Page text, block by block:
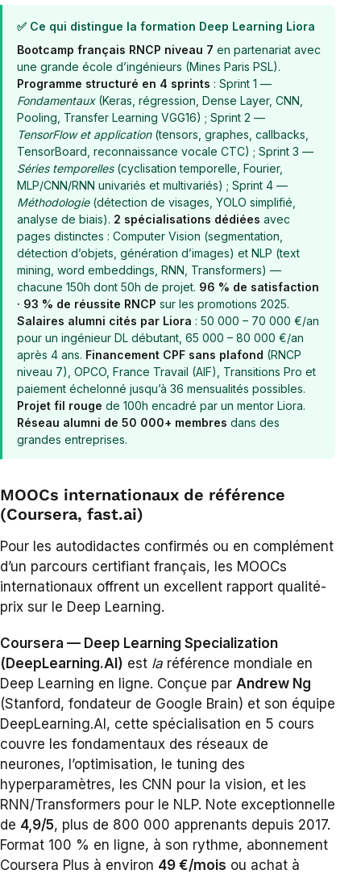
✅ Ce qui distingue la formation Deep Learning Liora
Bootcamp français RNCP niveau 7 en partenariat avec
une grande école d’ingénieurs (Mines Paris PSL).
Programme structuré en 4 sprints : Sprint 1 —
Fondamentaux(Keras, régression, Dense Layer, CNN,
Pooling, Transfer Learning VGG16) ; Sprint 2 —
TensorFlow et application(tensors, graphes, callbacks,
TensorBoard, reconnaissance vocale CTC) ; Sprint 3 —
Séries temporelles(cyclisation temporelle, Fourier,
MLP/CNN/RNN univariés et multivariés) ; Sprint 4 —
Méthodologie(détection de visages, YOLO simplifié,
analyse de biais). 2 spécialisations dédiées avec
pages distinctes : Computer Vision (segmentation,
détection d’objets, génération d’images) et NLP (text
mining, word embeddings, RNN, Transformers) —
chacune 150h dont 50h de projet. 96 % de satisfaction
· 93 % de réussite RNCP sur les promotions 2025.
Salaires alumni cités par Liora : 50 000 – 70 000 €/an
pour un ingénieur DL débutant, 65 000 – 80 000 €/an
après 4 ans. Financement CPF sans plafond (RNCP
niveau 7), OPCO, France Travail (AIF), Transitions Pro et
paiement échelonné jusqu’à 36 mensualités possibles.
Projet fil rouge de 100h encadré par un mentor Liora.
Réseau alumni de 50 000+ membres dans des
grandes entreprises.
MOOCs internationaux de référence
(Coursera, fast.ai)
Pour les autodidactes confirmés ou en complément
d’un parcours certifiant français, les MOOCs
internationaux offrent un excellent rapport qualité-
prix sur le Deep Learning.
Coursera — Deep Learning Specialization
(DeepLearning.AI) est la référence mondiale en
Deep Learning en ligne. Conçue par Andrew Ng
(Stanford, fondateur de Google Brain) et son équipe
DeepLearning.AI, cette spécialisation en 5 cours
couvre les fondamentaux des réseaux de
neurones, l’optimisation, le tuning des
hyperparamètres, les CNN pour la vision, et les
RNN/Transformers pour le NLP. Note exceptionnelle
de 4,9/5, plus de 800 000 apprenants depuis 2017.
Format 100 % en ligne, à son rythme, abonnement
Coursera Plus à environ 49 €/mois ou achat à